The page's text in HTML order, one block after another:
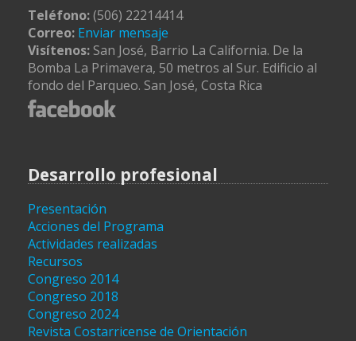
Teléfono:(506) 22214414
Correo: Enviar mensaje
Visítenos: San José, Barrio La California. De la
Bomba La Primavera, 50 metros al Sur. Edificio al
fondo del Parqueo. San José, Costa Rica
Desarrollo profesional
Presentación
Acciones del Programa
Actividades realizadas
Recursos
Congreso 2014
Congreso 2018
Congreso 2024
Revista Costarricense de Orientación